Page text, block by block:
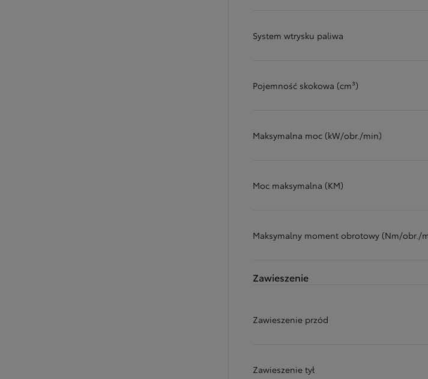
System wtrysku paliwa
Pojemność skokowa (cm³)
Maksymalna moc (kW/obr./min)
Moc maksymalna (KM)
Maksymalny moment obrotowy (Nm/obr./
Zawieszenie
Zawieszenie przód
Zawieszenie tył